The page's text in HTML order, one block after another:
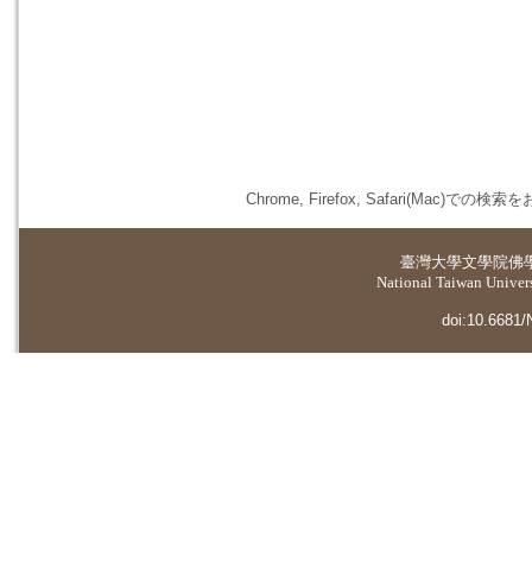
Chrome, Firefox, Safari(Mac)での検索を
臺灣大學文學院佛
National Taiwan
doi:10.6681/